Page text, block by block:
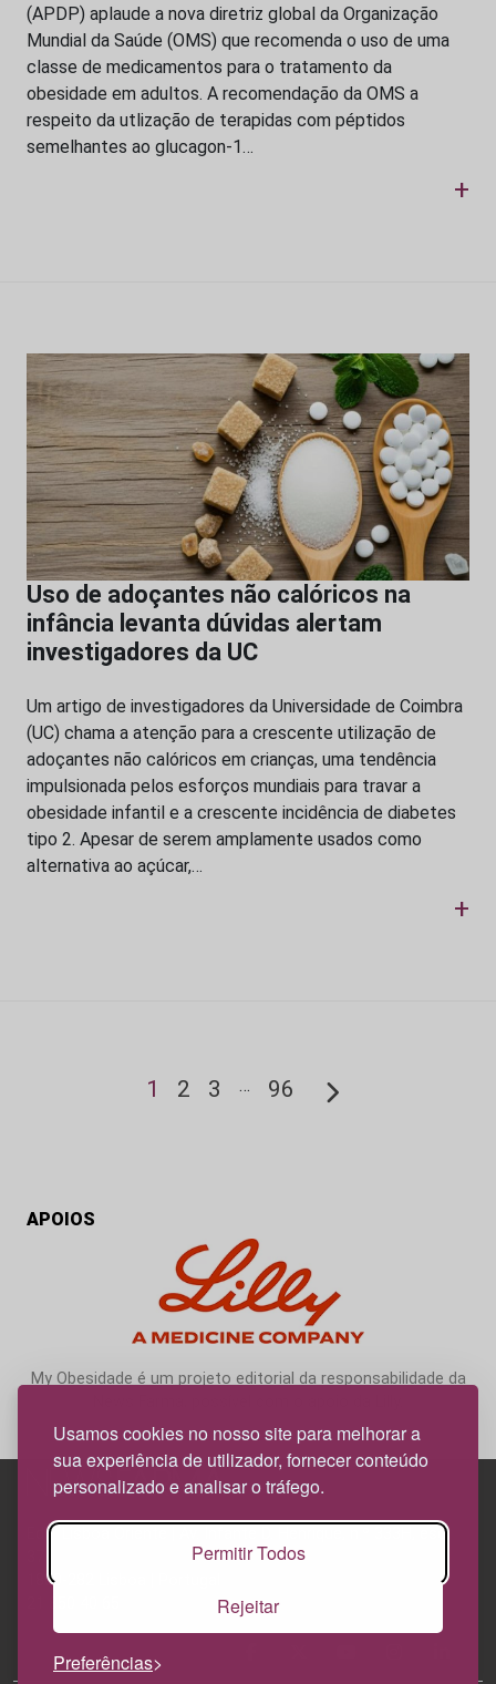
Usamos cookies no nosso site para melhorar a
sua experiência de utilizador, fornecer conteúdo
personalizado e analisar o tráfego.
Permitir Todos
Rejeitar
Preferências
(APDP) aplaude a nova diretriz global da Organização
Mundial da Saúde (OMS) que recomenda o uso de uma
classe de medicamentos para o tratamento da
obesidade em adultos. A recomendação da OMS a
respeito da utlização de terapidas com péptidos
semelhantes ao glucagon-1…
+
Uso de adoçantes não calóricos na
infância levanta dúvidas alertam
investigadores da UC
Um artigo de investigadores da Universidade de Coimbra
(UC) chama a atenção para a crescente utilização de
adoçantes não calóricos em crianças, uma tendência
impulsionada pelos esforços mundiais para travar a
obesidade infantil e a crescente incidência de diabetes
tipo 2. Apesar de serem amplamente usados como
alternativa ao açúcar,…
+
1 2 3 … 96
APOIOS
My Obesidade é um projeto editorial da responsabilidade da
Edif. Lisboa Oriente | Av. Infante D. Henrique, n.º 333H, esc.
1800-282 Lisboa | Portugal